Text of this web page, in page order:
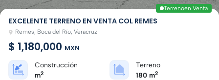
Terrenoen Venta
EXCELENTE TERRENO EN VENTA COL REMES
Remes, Boca del Río, Veracruz
$ 1,180,000 MXN
Construcción
m2
Terreno
180 m2